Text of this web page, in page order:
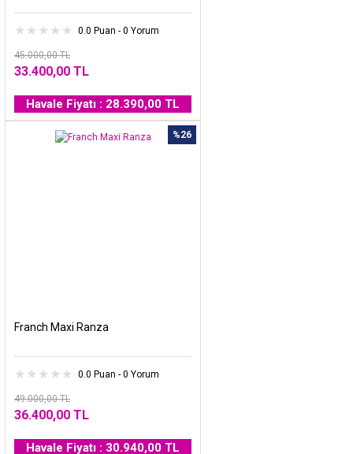
0.0 Puan - 0 Yorum
45.000,00 TL
33.400,00 TL
Havale Fiyatı : 28.390,00 TL
%26
Franch Maxi Ranza
0.0 Puan - 0 Yorum
49.000,00 TL
36.400,00 TL
Havale Fiyatı : 30.940,00 TL